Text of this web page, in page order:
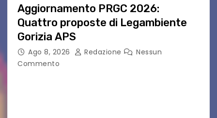
Aggiornamento PRGC 2026:
Quattro proposte di Legambiente
Gorizia APS
Ago 8, 2026 Redazione
Nessun
Commento